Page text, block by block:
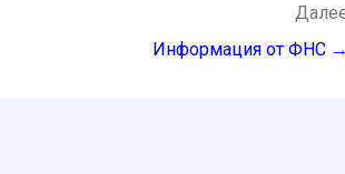
Информация от ФНС